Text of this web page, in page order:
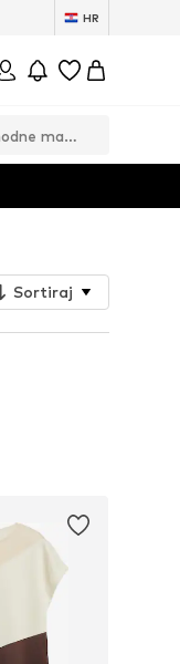
HR
Sortiraj